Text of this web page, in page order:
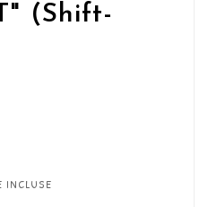
(Shift-
INCLUSE